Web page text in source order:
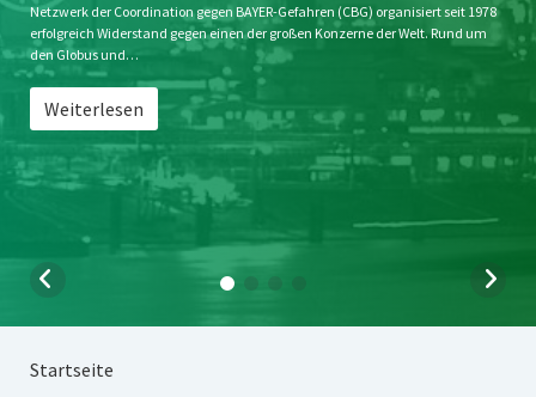
SPENDEN
Netzwerk der Coordination gegen BAYER-Gefahren (CBG) organisiert seit 1978
erfolgreich Widerstand gegen einen der großen Konzerne der Welt. Rund um
den Globus und…
Weiterlesen
Startseite